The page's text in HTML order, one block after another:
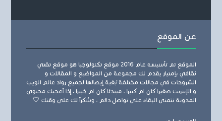
عن الموقع
الموقع تم تأسيسه عام 2016 موقع تكنولوجيا هو موقع تقني
ثقافي بإمتياز يقدم لك مجموعة من المواضيع و المقالات و
الشروحات في مجالات مختلفة بُغية إيصالها لجميع رواد عالم الويب
و الإنترنت صغيرا كان ام كبيرا ، مبتدئا كان ام خبيرا ، إذا أعجبك محتوى
المدونة نتمنى البقاء على تواصل دائم ، وشكراً لك على وقتك 🤍